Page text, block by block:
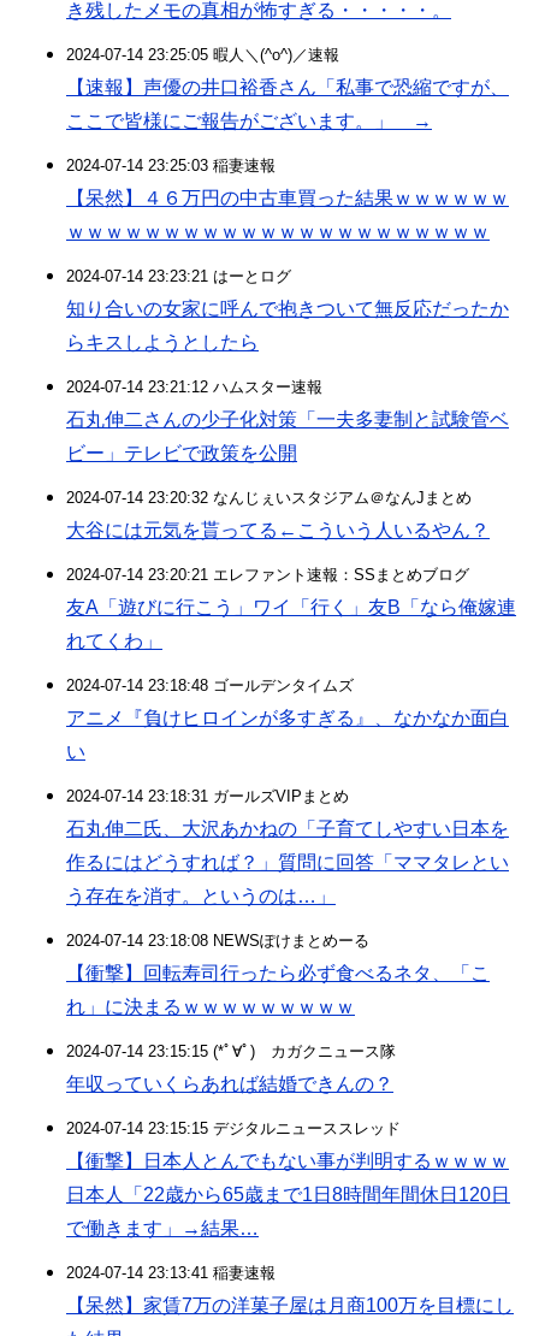
き残したメモの真相が怖すぎる・・・・・。
2024-07-14 23:25:05 暇人＼(^o^)／速報
【速報】声優の井口裕香さん「私事で恐縮ですが、
ここで皆様にご報告がございます。」 →
2024-07-14 23:25:03 稲妻速報
【呆然】４６万円の中古車買った結果ｗｗｗｗｗｗ
ｗｗｗｗｗｗｗｗｗｗｗｗｗｗｗｗｗｗｗｗｗｗ
2024-07-14 23:23:21 はーとログ
知り合いの女家に呼んで抱きついて無反応だったか
らキスしようとしたら
2024-07-14 23:21:12 ハムスター速報
石丸伸二さんの少子化対策「一夫多妻制と試験管ベ
ビー」テレビで政策を公開
2024-07-14 23:20:32 なんじぇいスタジアム＠なんJまとめ
大谷には元気を貰ってる←こういう人いるやん？
2024-07-14 23:20:21 エレファント速報：SSまとめブログ
友A「遊びに行こう」ワイ「行く」友B「なら俺嫁連
れてくわ」
2024-07-14 23:18:48 ゴールデンタイムズ
アニメ『負けヒロインが多すぎる』、なかなか面白
い
2024-07-14 23:18:31 ガールズVIPまとめ
石丸伸二氏、大沢あかねの「子育てしやすい日本を
作るにはどうすれば？」質問に回答「ママタレとい
う存在を消す。というのは…」
2024-07-14 23:18:08 NEWSぽけまとめーる
【衝撃】回転寿司行ったら必ず食べるネタ、「こ
れ」に決まるｗｗｗｗｗｗｗｗｗ
2024-07-14 23:15:15 (*ﾟ∀ﾟ)ゞカガクニュース隊
年収っていくらあれば結婚できんの？
2024-07-14 23:15:15 デジタルニューススレッド
【衝撃】日本人とんでもない事が判明するｗｗｗｗ
日本人「22歳から65歳まで1日8時間年間休日120日
で働きます」→結果…
2024-07-14 23:13:41 稲妻速報
【呆然】家賃7万の洋菓子屋は月商100万を目標にし